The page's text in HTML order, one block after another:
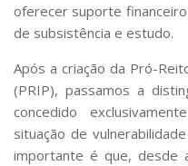
oferecer suporte
de subsistência e estudo.
Após a criação da Pró-
(PRIP), passamos a
concedido
situação de
importante é que, desde